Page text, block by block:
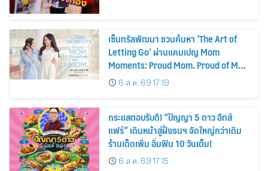
เซ็นทรัลพัฒนา ชวนค้นหา ‘The Art of
Letting Go’ ผ่านแคมเปญ Mom
Moments: Proud Mom. Proud of My
Mom.6 ส.ค. 69 17:19
กระแสตอบรับดี! “ปัญญา 5 ดาว อีทส์
แฟร์” เดินหน้าสู่ฝั่งธนฯ จัดใหญ่กว่าเดิม
ร้านเด็ดเพิ่ม อิ่มฟิน 10 วันเต็ม!
6 ส.ค. 69 17:15